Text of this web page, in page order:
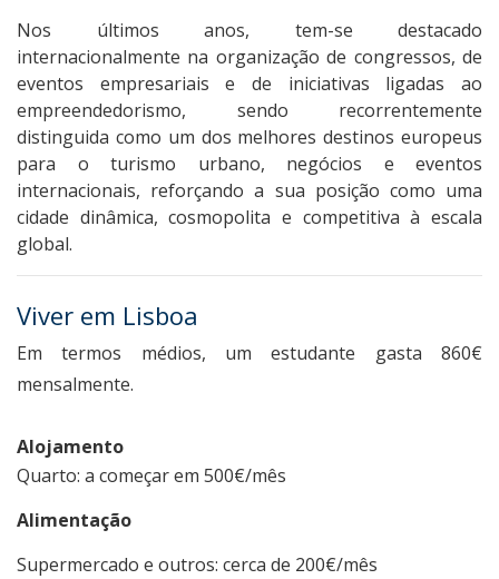
Nos últimos anos, tem-se destacado
internacionalmente na organização de congressos, de
eventos empresariais e de iniciativas ligadas ao
empreendedorismo, sendo recorrentemente
distinguida como um dos melhores destinos europeus
para o turismo urbano, negócios e eventos
internacionais, reforçando a sua posição como uma
cidade dinâmica, cosmopolita e competitiva à escala
global.
Viver em Lisboa
Em termos médios, um estudante gasta 860€
mensalmente.
Alojamento
Quarto: a começar em 500€/mês
Alimentação
Supermercado e outros: cerca de 200€/mês